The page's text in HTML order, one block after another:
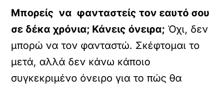
Μπορείς να φανταστείς τον εαυτό σου
σε δέκα χρόνια; Κάνεις όνειρα; Όχι, δεν
μπορώ να τον φανταστώ. Σκέφτομαι το
μετά, αλλά δεν κάνω κάποιο
συγκεκριμένο όνειρο για το πώς θα